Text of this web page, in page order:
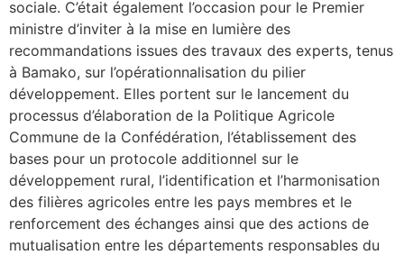
sociale. C’était également l’occasion pour le Premier
ministre d’inviter à la mise en lumière des
recommandations issues des travaux des experts, tenus
à Bamako, sur l’opérationnalisation du pilier
développement. Elles portent sur le lancement du
processus d’élaboration de la Politique Agricole
Commune de la Confédération, l’établissement des
bases pour un protocole additionnel sur le
développement rural, l’identification et l’harmonisation
des filières agricoles entre les pays membres et le
renforcement des échanges ainsi que des actions de
mutualisation entre les départements responsables du